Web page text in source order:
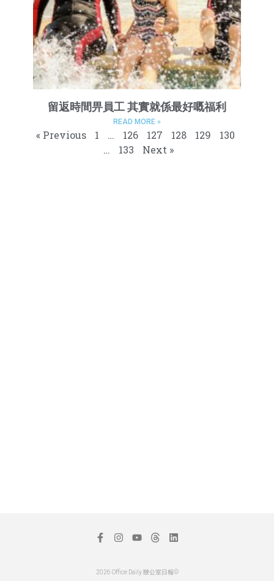
留返時間畀員工 其實就係最好嘅福利
READ MORE »
« Previous 1 … 126 127 128 129
130
…
133 Next »
2026 Office Daily 辦公室日報©